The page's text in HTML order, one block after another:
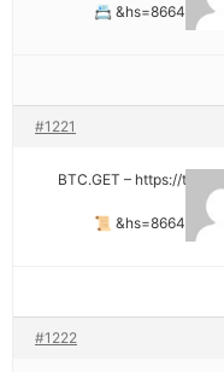
#1221
📜 + 0.75523032 BTC.GET – https://
#1222